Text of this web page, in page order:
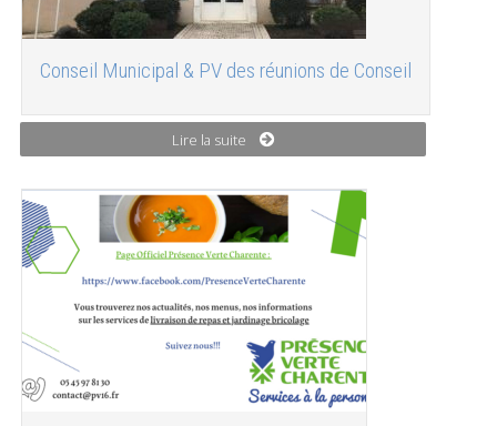
Conseil Municipal & PV des réunions de Conseil
Lire la suite